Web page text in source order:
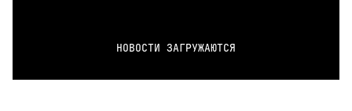
НОВОСТИ ЗАГРУЖАЮТСЯ